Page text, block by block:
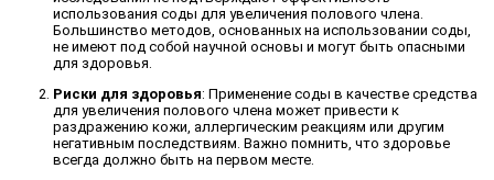
использования соды для увеличения полового члена.
Большинство методов, основанных на использовании соды,
не имеют под собой научной основы и могут быть опасными
для здоровья.
Риски для здоровья: Применение соды в качестве средства
для увеличения полового члена может привести к
раздражению кожи, аллергическим реакциям или другим
негативным последствиям. Важно помнить, что здоровье
всегда должно быть на первом месте.